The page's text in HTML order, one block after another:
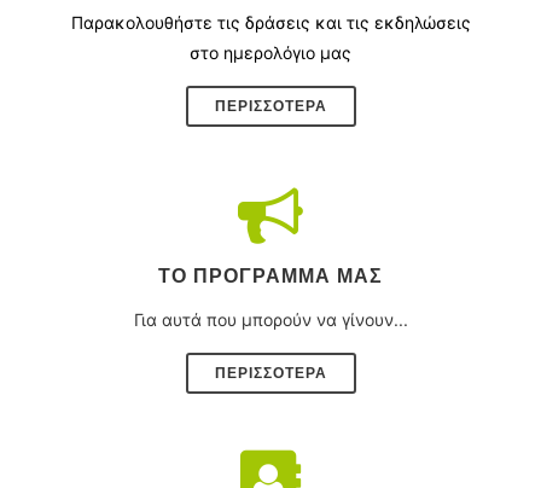
Παρακολουθήστε τις δράσεις και τις εκδηλώσεις
στο ημερολόγιο μας
ΠΕΡΙΣΣΌΤΕΡΑ
ΤΟ ΠΡΌΓΡΑΜΜΑ ΜΑΣ
Για αυτά που μπορούν να γίνουν...
ΠΕΡΙΣΣΟΤΕΡΑ